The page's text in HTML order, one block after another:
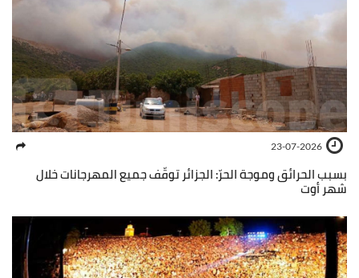
23-07-2026
بسبب الحرائق وموجة الحرّ: الجزائر توقّف جميع المهرجانات خلال
شهر أوت